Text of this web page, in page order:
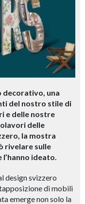
decorativo, una
del nostro stile di
e delle nostre
delle
la mostra
rivelare sulle
ideato.
design svizzero
di mobili
emerge non solo la